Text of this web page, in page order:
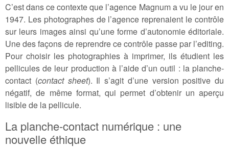
C’est dans ce contexte que l’agence Magnum a vu le jour en
1947. Les photographes de l’agence reprenaient le contrôle
sur leurs images ainsi qu’une forme d’autonomie éditoriale.
Une des façons de reprendre ce contrôle passe par l’editing.
Pour choisir les photographies à imprimer, ils étudient les
pellicules de leur production à l’aide d’un outil : la planche-
contact (contact sheet). Il s’agit d’une version positive du
négatif, de même format, qui permet d’obtenir un aperçu
lisible de la pellicule.
La planche-contact numérique : une
nouvelle éthique